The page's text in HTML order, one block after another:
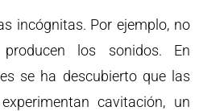
incógnitas. Por ejemplo, no
los sonidos. En
se ha descubierto que las
cavitación, un